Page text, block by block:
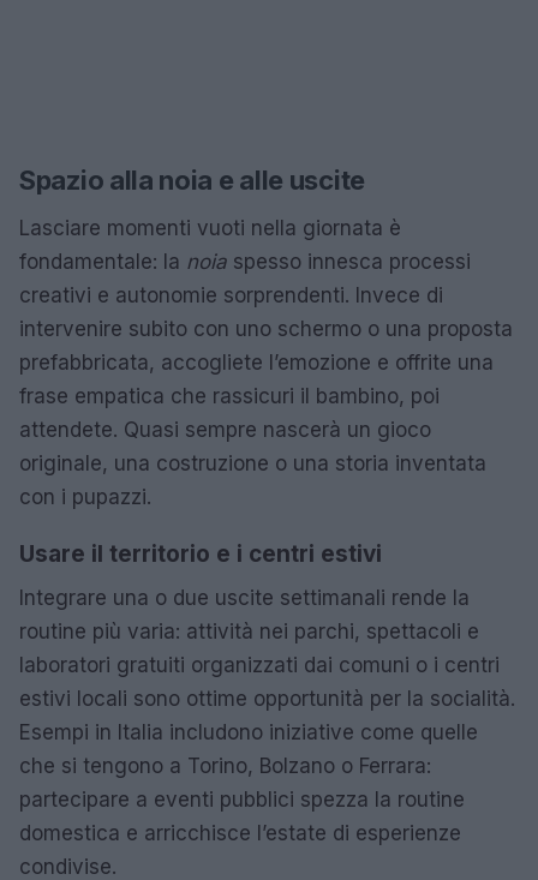
Spazio alla noia e alle uscite
Lasciare momenti vuoti nella giornata è
fondamentale: la noia spesso innesca processi
creativi e autonomie sorprendenti. Invece di
intervenire subito con uno schermo o una proposta
prefabbricata, accogliete l’emozione e offrite una
frase empatica che rassicuri il bambino, poi
attendete. Quasi sempre nascerà un gioco
originale, una costruzione o una storia inventata
con i pupazzi.
Usare il territorio e i centri estivi
Integrare una o due uscite settimanali rende la
routine più varia: attività nei parchi, spettacoli e
laboratori gratuiti organizzati dai comuni o i centri
estivi locali sono ottime opportunità per la socialità.
Esempi in Italia includono iniziative come quelle
che si tengono a Torino, Bolzano o Ferrara:
partecipare a eventi pubblici spezza la routine
domestica e arricchisce l’estate di esperienze
condivise.